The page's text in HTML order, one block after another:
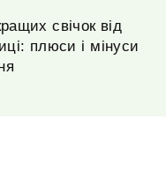
свічок від
плюси і мінуси